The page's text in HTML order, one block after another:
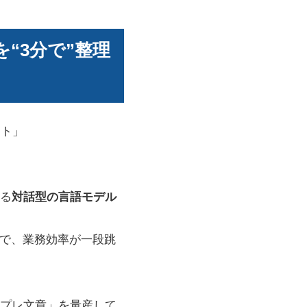
“3分で”整理
」
対話型の言語モデル
、業務効率が一段跳